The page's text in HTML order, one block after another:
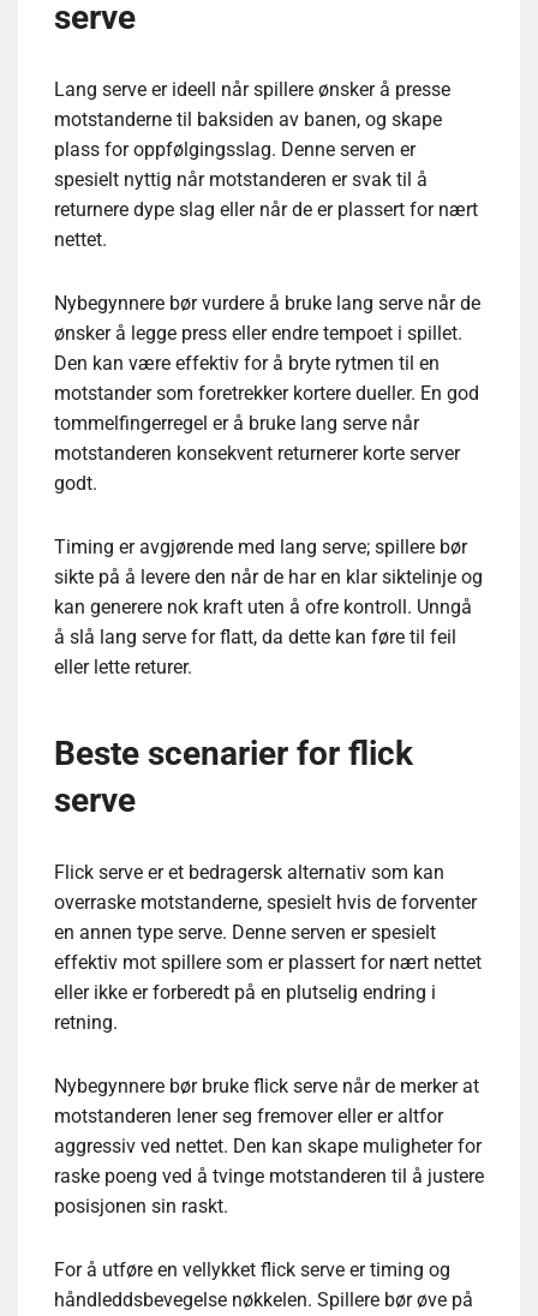
serve
Lang serve er ideell når spillere ønsker å presse
motstanderne til baksiden av banen, og skape
plass for oppfølgingsslag. Denne serven er
spesielt nyttig når motstanderen er svak til å
returnere dype slag eller når de er plassert for nært
nettet.
Nybegynnere bør vurdere å bruke lang serve når de
ønsker å legge press eller endre tempoet i spillet.
Den kan være effektiv for å bryte rytmen til en
motstander som foretrekker kortere dueller. En god
tommelfingerregel er å bruke lang serve når
motstanderen konsekvent returnerer korte server
godt.
Timing er avgjørende med lang serve; spillere bør
sikte på å levere den når de har en klar siktelinje og
kan generere nok kraft uten å ofre kontroll. Unngå
å slå lang serve for flatt, da dette kan føre til feil
eller lette returer.
Beste scenarier for flick
serve
Flick serve er et bedragersk alternativ som kan
overraske motstanderne, spesielt hvis de forventer
en annen type serve. Denne serven er spesielt
effektiv mot spillere som er plassert for nært nettet
eller ikke er forberedt på en plutselig endring i
retning.
Nybegynnere bør bruke flick serve når de merker at
motstanderen lener seg fremover eller er altfor
aggressiv ved nettet. Den kan skape muligheter for
raske poeng ved å tvinge motstanderen til å justere
posisjonen sin raskt.
For å utføre en vellykket flick serve er timing og
håndleddsbevegelse nøkkelen. Spillere bør øve på